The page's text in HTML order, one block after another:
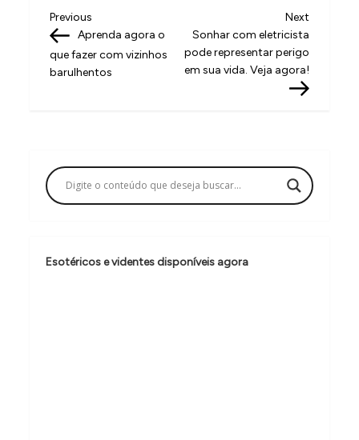
N
a
v
ç
ã
d
Previous
Post
Previous
Aprenda agora o
que fazer com vizinhos
barulhentos
Next
Post
Next
Sonhar com eletricista
pode representar perigo
em sua vida. Veja agora!
Esotéricos e videntes disponíveis agora